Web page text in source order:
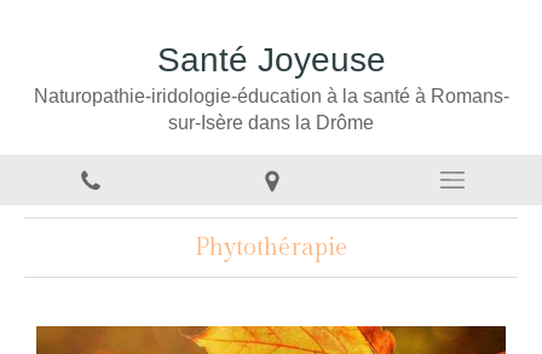
Santé Joyeuse
Naturopathie-iridologie-éducation à la santé à Romans-
sur-Isère dans la Drôme
Phytothérapie